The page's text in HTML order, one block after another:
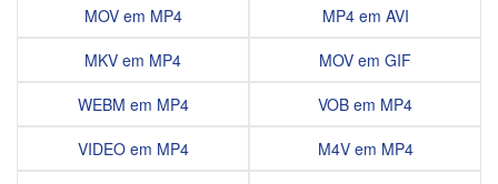
MOV em MP4
MKV em MP4
WEBM em MP4
VIDEO em MP4
MP4 em AVI
MOV em GIF
VOB em MP4
M4V em MP4